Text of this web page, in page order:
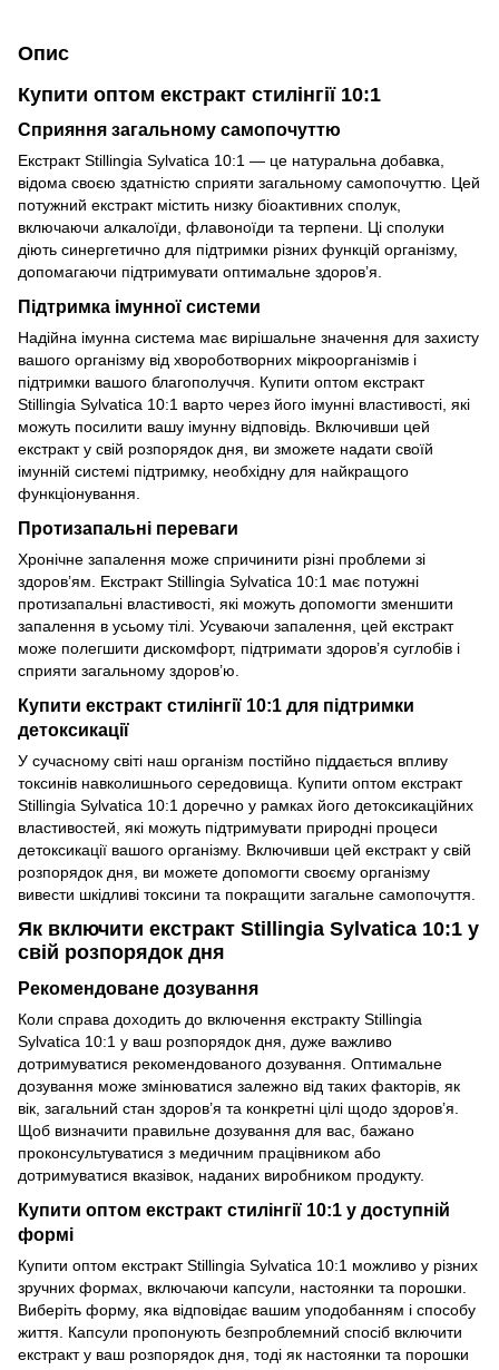
Опис
Купити оптом екстракт стилінгії 10:1
Сприяння загальному самопочуттю
Екстракт Stillingia Sylvatica 10:1 — це натуральна добавка,
відома своєю здатністю сприяти загальному самопочуттю. Цей
потужний екстракт містить низку біоактивних сполук,
включаючи алкалоїди, флавоноїди та терпени. Ці сполуки
діють синергетично для підтримки різних функцій організму,
допомагаючи підтримувати оптимальне здоров’я.
Підтримка імунної системи
Надійна імунна система має вирішальне значення для захисту
вашого організму від хвороботворних мікроорганізмів і
підтримки вашого благополуччя. Купити оптом екстракт
Stillingia Sylvatica 10:1 варто через його імунні властивості, які
можуть посилити вашу імунну відповідь. Включивши цей
екстракт у свій розпорядок дня, ви зможете надати своїй
імунній системі підтримку, необхідну для найкращого
функціонування.
Протизапальні переваги
Хронічне запалення може спричинити різні проблеми зі
здоров’ям. Екстракт Stillingia Sylvatica 10:1 має потужні
протизапальні властивості, які можуть допомогти зменшити
запалення в усьому тілі. Усуваючи запалення, цей екстракт
може полегшити дискомфорт, підтримати здоров’я суглобів і
сприяти загальному здоров’ю.
Купити екстракт стилінгії 10:1 для підтримки
детоксикації
У сучасному світі наш організм постійно піддається впливу
токсинів навколишнього середовища. Купити оптом екстракт
Stillingia Sylvatica 10:1 доречно у рамках його детоксикаційних
властивостей, які можуть підтримувати природні процеси
детоксикації вашого організму. Включивши цей екстракт у свій
розпорядок дня, ви можете допомогти своєму організму
вивести шкідливі токсини та покращити загальне самопочуття.
Як включити екстракт Stillingia Sylvatica 10:1 у
свій розпорядок дня
Рекомендоване дозування
Коли справа доходить до включення екстракту Stillingia
Sylvatica 10:1 у ваш розпорядок дня, дуже важливо
дотримуватися рекомендованого дозування. Оптимальне
дозування може змінюватися залежно від таких факторів, як
вік, загальний стан здоров’я та конкретні цілі щодо здоров’я.
Щоб визначити правильне дозування для вас, бажано
проконсультуватися з медичним працівником або
дотримуватися вказівок, наданих виробником продукту.
Купити оптом екстракт стилінгії 10:1 у доступній
формі
Купити оптом екстракт Stillingia Sylvatica 10:1 можливо у різних
зручних формах, включаючи капсули, настоянки та порошки.
Виберіть форму, яка відповідає вашим уподобанням і способу
життя. Капсули пропонують безпроблемний спосіб включити
екстракт у ваш розпорядок дня, тоді як настоянки та порошки